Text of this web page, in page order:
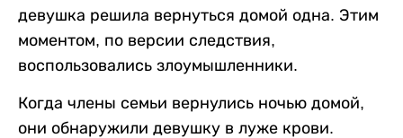
девушка решила вернуться домой одна. Этим
моментом, по версии следствия,
воспользовались злоумышленники.
Когда члены семьи вернулись ночью домой,
они обнаружили девушку в луже крови.